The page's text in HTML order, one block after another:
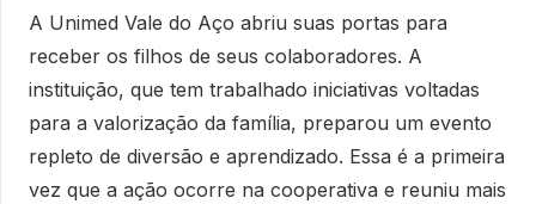
A Unimed Vale do Aço abriu suas portas para
receber os filhos de seus colaboradores. A
instituição, que tem trabalhado iniciativas voltadas
para a valorização da família, preparou um evento
repleto de diversão e aprendizado. Essa é a primeira
vez que a ação ocorre na cooperativa e reuniu mais